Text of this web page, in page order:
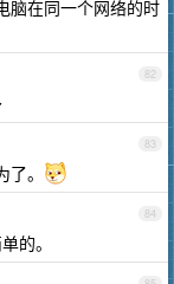
脑在同一个网络的时
82
83
。
84
的。